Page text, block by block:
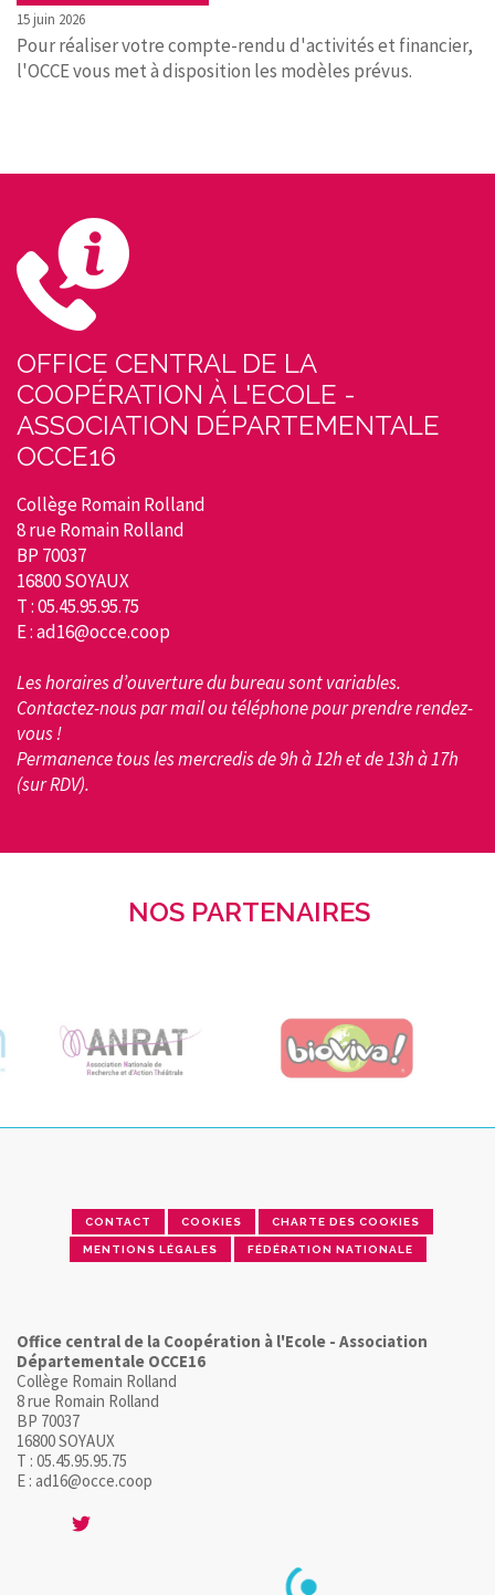
15 juin 2026
Pour réaliser votre compte-rendu d'activités et financier,
l'OCCE vous met à disposition les modèles prévus.
OFFICE CENTRAL DE LA
COOPÉRATION À L'ECOLE -
ASSOCIATION DÉPARTEMENTALE
OCCE16
Collège Romain Rolland
8 rue Romain Rolland
BP 70037
16800 SOYAUX
T : 05.45.95.95.75
E : ad16@occe.coop
Les horaires d’ouverture du bureau sont variables.
Contactez-nous par mail ou téléphone pour prendre rendez-
vous !
Permanence tous les mercredis de 9h à 12h et de 13h à 17h
(sur RDV).
NOS PARTENAIRES
CONTACT COOKIES CHARTE DES COOKIES
MENTIONS LÉGALES FÉDÉRATION NATIONALE
Office central de la Coopération à l'Ecole - Association
Départementale OCCE16
Collège Romain Rolland
8 rue Romain Rolland
BP 70037
16800 SOYAUX
T : 05.45.95.95.75
E : ad16@occe.coop